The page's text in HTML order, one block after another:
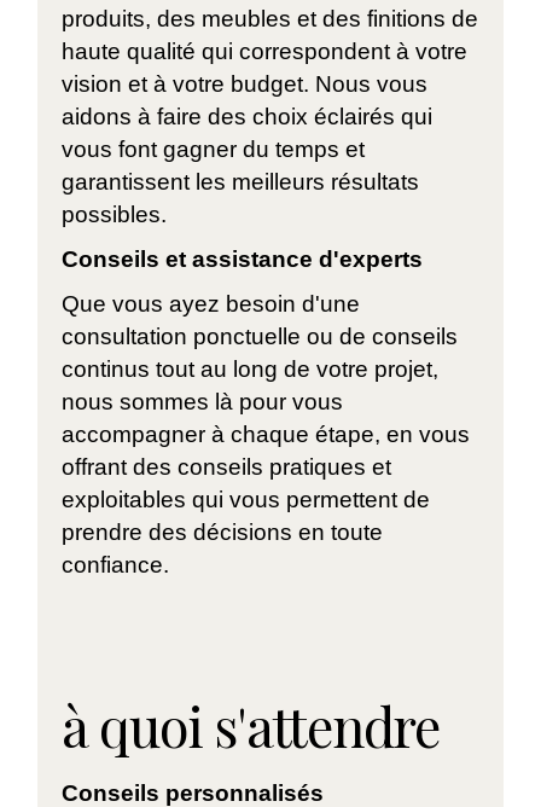
produits, des meubles et des finitions de
haute qualité qui correspondent à votre
vision et à votre budget. Nous vous
aidons à faire des choix éclairés qui
vous font gagner du temps et
garantissent les meilleurs résultats
possibles.
Conseils et assistance d'experts
Que vous ayez besoin d'une
consultation ponctuelle ou de conseils
continus tout au long de votre projet,
nous sommes là pour vous
accompagner à chaque étape, en vous
offrant des conseils pratiques et
exploitables qui vous permettent de
prendre des décisions en toute
confiance.
à quoi s'attendre
Conseils personnalisés